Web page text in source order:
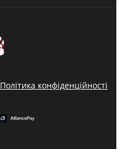
Політика конфіденційності